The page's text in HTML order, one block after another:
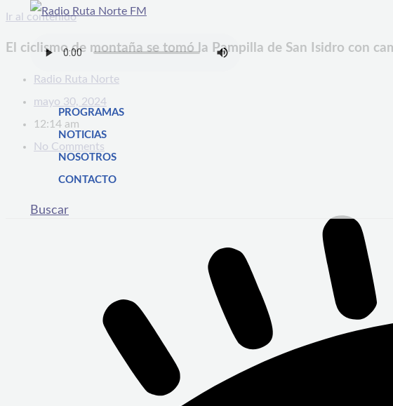
Ir al contenido
PROGRAMAS
NOTICIAS
NOSOTROS
CONTACTO
Buscar
El ciclismo de montaña se tomó la Pampilla de San Isidro con
Radio Ruta Norte
mayo 30, 2024
12:14 am
No Comments